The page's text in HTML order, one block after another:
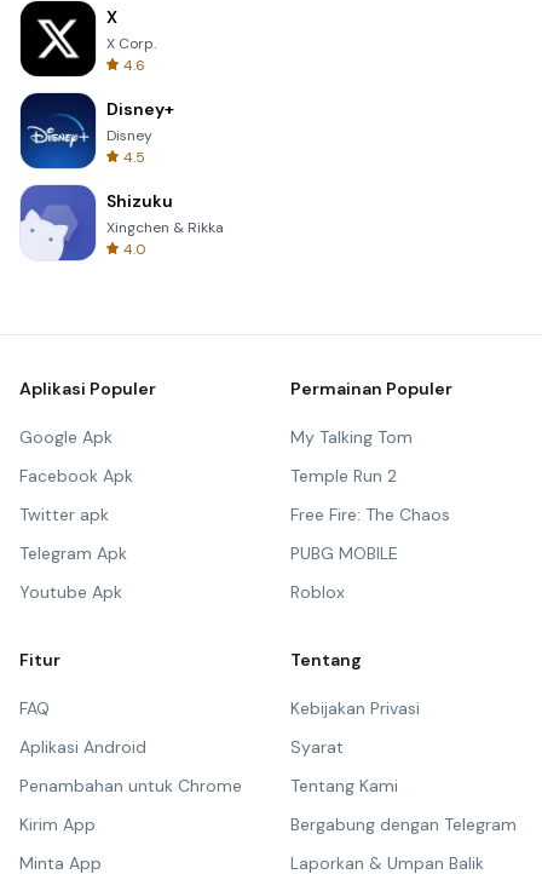
X
X Corp.
4.6
Disney+
Disney
4.5
Shizuku
Xingchen & Rikka
4.0
Aplikasi Populer
Google Apk
Facebook Apk
Twitter apk
Telegram Apk
Youtube Apk
Permainan Populer
My Talking Tom
Temple Run 2
Free Fire: The Chaos
PUBG MOBILE
Roblox
Fitur
FAQ
Aplikasi Android
Penambahan untuk Chrome
Kirim App
Minta App
Tentang
Kebijakan Privasi
Syarat
Tentang Kami
Bergabung dengan Telegram
Laporkan & Umpan Balik